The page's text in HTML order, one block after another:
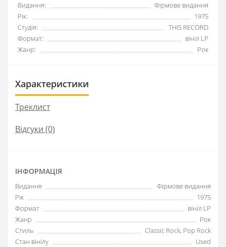
Видання:
Фірмове видання
Рік:
1975
Студія:
THIS RECORD
Формат:
вініл LP
Жанр:
Рок
Характеристики
Треклист
Відгуки (0)
ІНФОРМАЦІЯ
Видання
Фірмове видання
Рік
1975
Формат
вініл LP
Жанр
Рок
Стиль
Classic Rock, Pop Rock
Стан вінілу
Used